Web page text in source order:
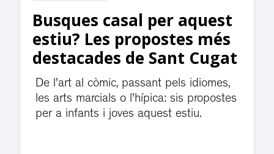
Suspesa l’activitat als
jutjats de Rubí fins
divendres per una fuita
d’aigua
El servei de guàrdia i el jutjat de
violència de gènere s'han traslladat a